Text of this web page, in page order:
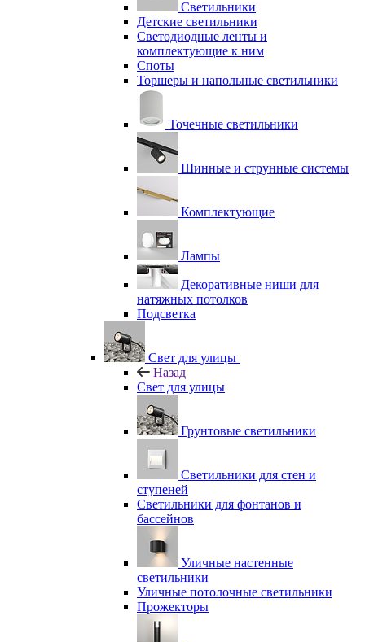
Светильники
Детские светильники
Светодиодные ленты и
комплектующие к ним
Споты
Торшеры и напольные светильники
Точечные светильники
Шинные и струнные системы
Комплектующие
Лампы
Декоративные ниши для
натяжных потолков
Подсветка
Свет для улицы
Назад
Свет для улицы
Грунтовые светильники
Светильники для стен и
ступеней
Светильники для фонтанов и
бассейнов
Уличные настенные
светильники
Уличные потолочные светильники
Прожекторы